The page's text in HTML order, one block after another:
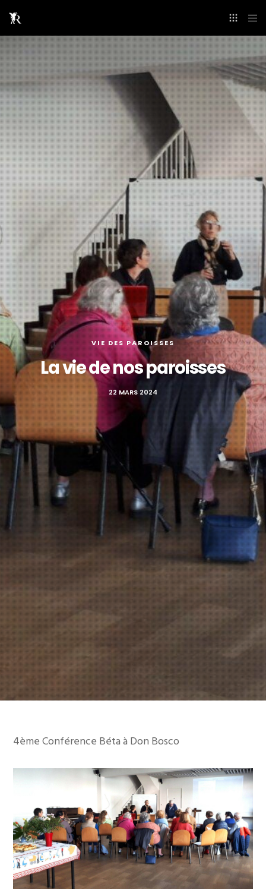
VIE DES PAROISSES
La vie de nos paroisses
22 MARS 2024
4ème Conférence Béta à Don Bosco